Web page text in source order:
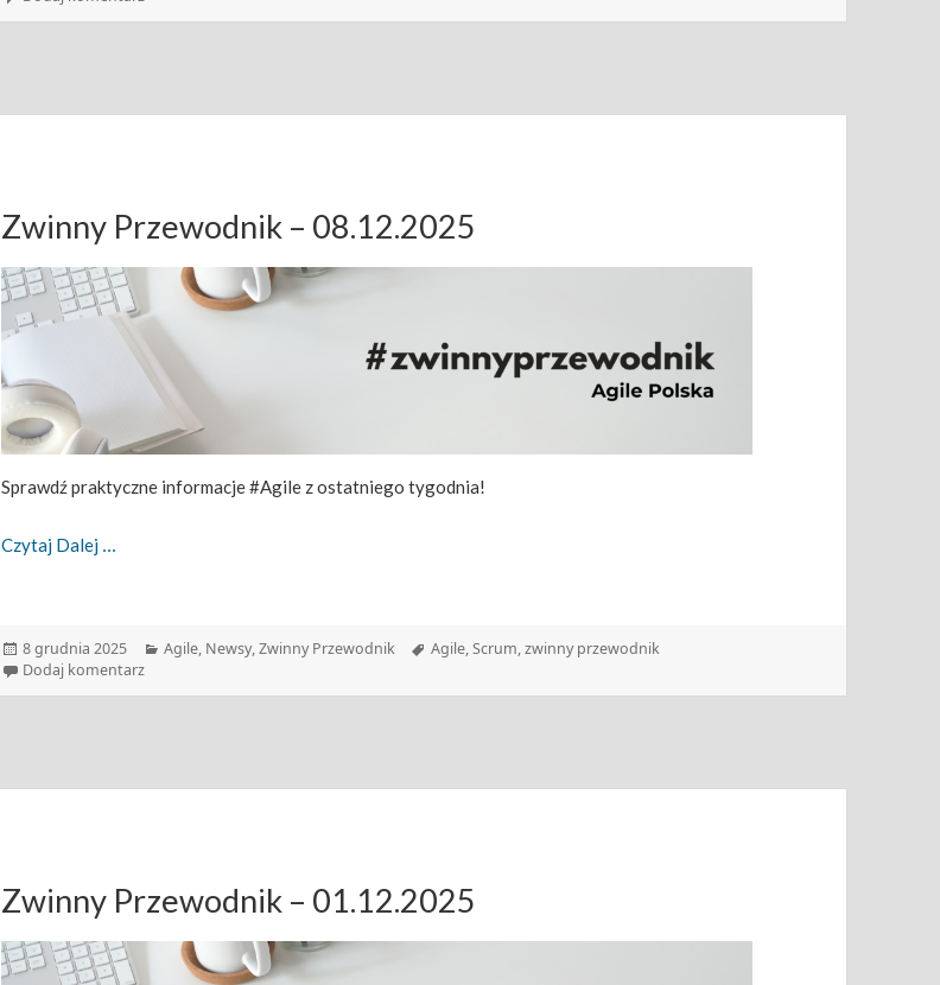
Zwinny Przewodnik – 08.12.2025
Sprawdź praktyczne informacje #Agile z ostatniego tygodnia!
Czytaj Dalej
Data
publikacji
8 grudnia 2025 Kategorie
Agile, Newsy,Zwinny Przewodnik Tagi
Agile,Scrum,zwinny przewodnik
Dodaj komentarzdo Zwinny Przewodnik – 08.12.2025
Zwinny Przewodnik – 01.12.2025